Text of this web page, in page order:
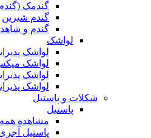
گندمک
گندم شیرین
گندم و
لواشک
لواشک
لواشک
لواشک
لواشک
شکلات و پاستیل
پاستیل
مشاهده همه
پاستیل